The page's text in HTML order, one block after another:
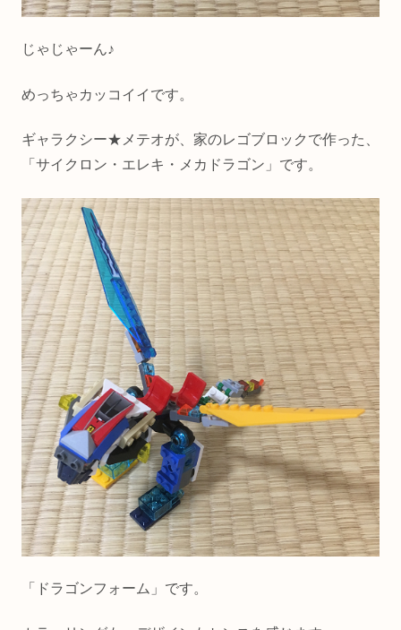
じゃじゃーん♪
めっちゃカッコイイです。
ギャラクシー★メテオが、家のレゴブロックで作った、
「サイクロン・エレキ・メカドラゴン」です。
「ドラゴンフォーム」です。